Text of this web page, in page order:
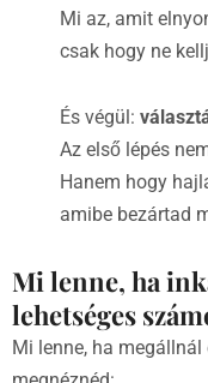
Mi az, amit
csak hogy ne
És végül:
Az első lépés
Hanem hogy
amibe bezártad
Mi lenne, ha
lehetséges
Mi lenne, ha